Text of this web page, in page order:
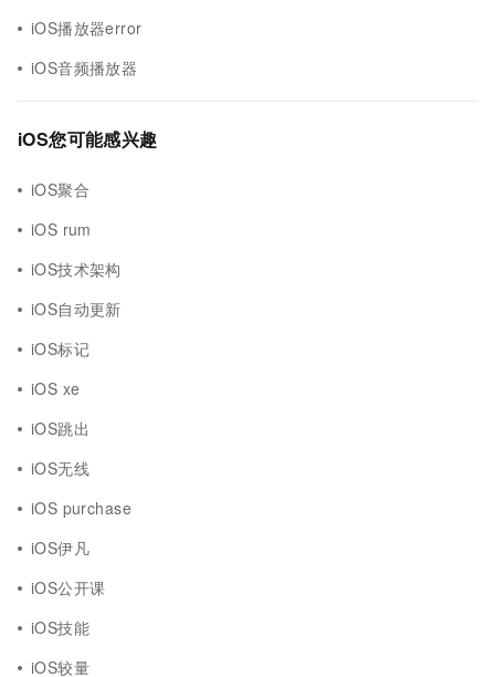
iOS播放器error
iOS音频播放器
iOS您可能感兴趣
iOS聚合
iOS rum
iOS技术架构
iOS自动更新
iOS标记
iOS xe
iOS跳出
iOS无线
iOS purchase
iOS伊凡
iOS公开课
iOS技能
iOS较量